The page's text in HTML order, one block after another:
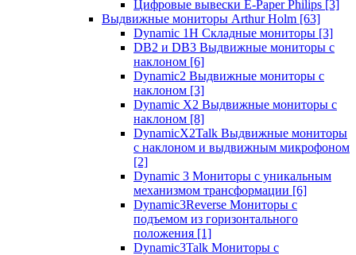
Цифровые вывески E-Paper Philips [3]
Выдвижные мониторы Arthur Holm [63]
Dynamic 1Н Складные мониторы [3]
DB2 и DB3 Выдвижные мониторы с
наклоном [6]
Dynamic2 Выдвижные мониторы с
наклоном [3]
Dynamic X2 Выдвижные мониторы с
наклоном [8]
DynamicX2Talk Выдвижные мониторы
с наклоном и выдвижным микрофоном
[2]
Dynamic 3 Мониторы с уникальным
механизмом трансформации [6]
Dynamic3Reverse Мониторы с
подъемом из горизонтального
положения [1]
Dynamic3Talk Мониторы с